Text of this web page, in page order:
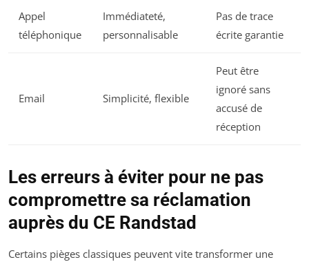
Appel
téléphonique
Immédiateté,
personnalisable
Pas de trace
écrite garantie
Email Simplicité, flexible
Peut être
ignoré sans
accusé de
réception
Les erreurs à éviter pour ne pas
compromettre sa réclamation
auprès du CE Randstad
Certains pièges classiques peuvent vite transformer une